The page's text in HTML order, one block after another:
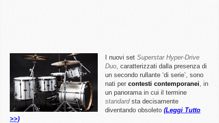
I nuovi set Superstar Hyper-Drive
Duo, caratterizzati dalla presenza di
un secondo rullante ‘di serie’, sono
nati per contesti contemporanei, in
un panorama in cui il termine
standardsta decisamente
diventando obsoleto (Leggi Tutto
>>)